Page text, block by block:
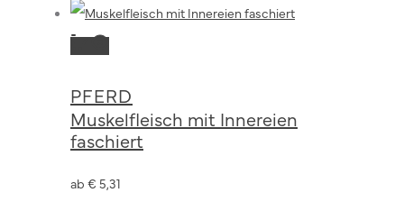
gewählt
werden
Die
Optionen
auf
der
gewählt
Dieses
weist
mehrere
Varianten
PFERD
Muskelfleisch mit Innereien
faschiert
ab € 5,31